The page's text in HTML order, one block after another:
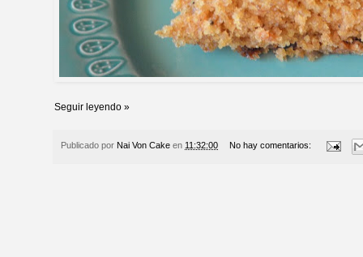
Seguir leyendo »
Publicado por Nai Von Cake en 11:32:00 No hay comentarios: